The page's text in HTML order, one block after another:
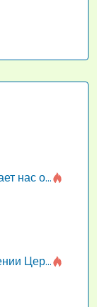
1554 – Что или кто останавливает нас от созидания строения Божия
1553 – Помышление о восхищении Церкви на бракосочетании, во всякое время